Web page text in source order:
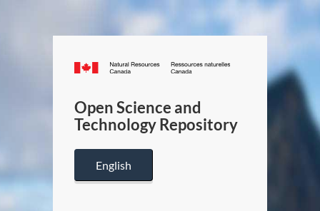
Canada.ca
/
Canada
Open Science and
Technology Repository
English